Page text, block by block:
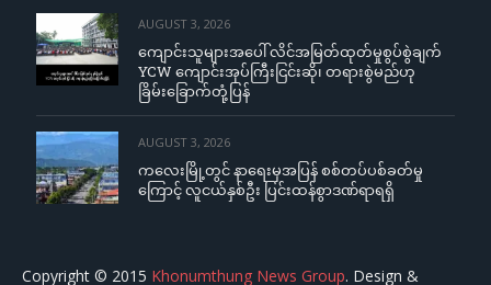
AUGUST 3, 2026
ကျောင်းသူများအပေါ် လိင်အမြတ်ထုတ်မှုစွပ်စွဲချက်
YCW ကျောင်းအုပ်ကြီးငြင်းဆို၊ တရားစွဲမည်ဟု
ခြိမ်းခြောက်တုံ့ပြန်
AUGUST 3, 2026
ကလေးမြို့တွင် နာရေးမှအပြန် စစ်တပ်ပစ်ခတ်မှု
ကြောင့် လူငယ်နှစ်ဦး ပြင်းထန်စွာဒဏ်ရာရရှိ
Copyright © 2015 Khonumthung News Group. Design &